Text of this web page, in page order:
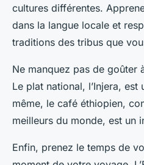
cultures différentes.
dans la langue locale et
traditions des tribus que
Ne manquez pas de goûter
Le plat national, l’Injera, est
même, le café éthiopien,
meilleurs du monde, est un
Enfin, prenez le temps de